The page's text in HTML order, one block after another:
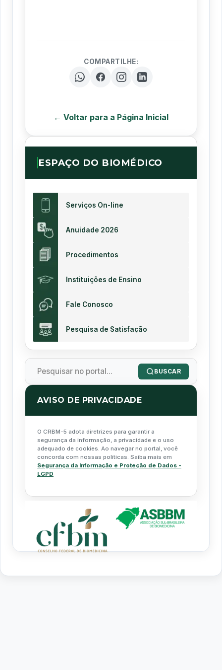
COMPARTILHE:
← Voltar para a Página Inicial
ESPAÇO DO BIOMÉDICO
Serviços On-line
Anuidade 2026
Procedimentos
Instituições de Ensino
Fale Conosco
Pesquisa de Satisfação
BUSCAR
AVISO DE PRIVACIDADE
O CRBM-5 adota diretrizes para garantir a
segurança da informação, a privacidade e o uso
adequado de cookies. Ao navegar no portal, você
concorda com nossas políticas. Saiba mais em
Segurança da Informação e Proteção de Dados -
LGPD